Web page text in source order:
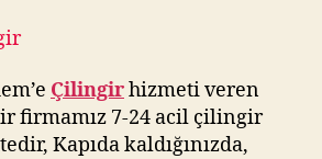
Çilingirhizmeti veren
firmamız 7-24 acil çilingir
Kapıda kaldığınızda,